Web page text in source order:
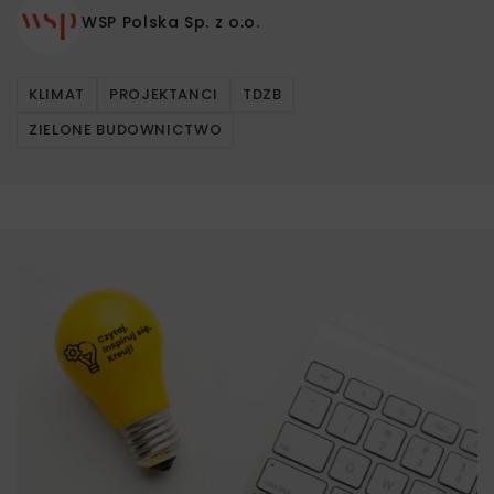
WSP Polska Sp. z o.o.
KLIMAT PROJEKTANCI
TDZB
ZIELONE BUDOWNICTWO